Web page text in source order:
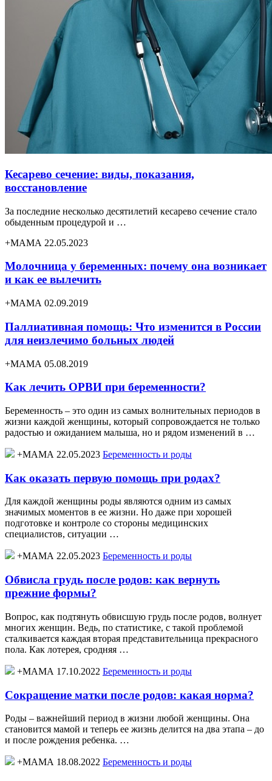
Кесарево сечение: виды, показания,
восстановление
За последние несколько десятилетий кесарево сечение стало
обыденным процедурой и …
+МАМА 22.05.2023
Молочница у беременных: почему она возникает
и как ее вылечить
+МАМА 02.09.2019
Паллиативная помощь: Что изменится в России
для неизлечимо больных людей
+МАМА 05.08.2019
Как лечить ОРВИ при беременности?
Беременность – это один из самых волнительных периодов в
жизни каждой женщины, который сопровождается не только
радостью и ожиданием малыша, но и рядом изменений в …
+МАМА 22.05.2023 Беременность и роды
Как оказать первую помощь при родах?
Для каждой женщины роды являются одним из самых
значимых моментов в ее жизни. Но даже при хорошей
подготовке и контроле со стороны медицинских
специалистов, ситуации …
+МАМА 22.05.2023 Беременность и роды
Обвисла грудь после родов: как вернуть
прежние формы?
Вопрос, как подтянуть обвисшую грудь после родов, волнует
многих женщин. Ведь, по статистике, с такой проблемой
сталкивается каждая вторая представительница прекрасного
пола. Как лотерея, сродняя …
+МАМА 17.10.2022 Беременность и роды
Сокращение матки после родов: какая норма?
Роды – важнейший период в жизни любой женщины. Она
становится мамой и теперь ее жизнь делится на два этапа – до
и после рождения ребенка. …
+МАМА 18.08.2022 Беременность и роды